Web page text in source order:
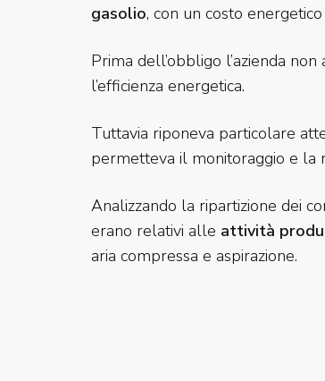
gasolio, con un costo
Prima dell’obbligo l’azienda
l’efficienza energetica.
Tuttavia riponeva particolare
permetteva il monitoraggio e la
Analizzando la ripartizione dei
erano relativi alle attività
aria compressa e aspirazione.